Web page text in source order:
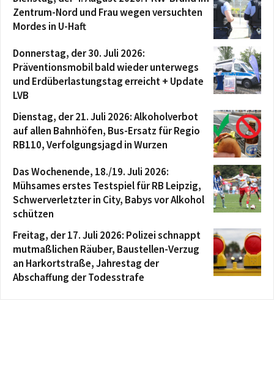
Zentrum-Nord und Frau wegen versuchten
Mordes in U-Haft
Donnerstag, der 30. Juli 2026:
Präventionsmobil bald wieder unterwegs
und Erdüberlastungstag erreicht + Update
LVB
Dienstag, der 21. Juli 2026: Alkoholverbot
auf allen Bahnhöfen, Bus-Ersatz für Regio
RB110, Verfolgungsjagd in Wurzen
Das Wochenende, 18./19. Juli 2026:
Mühsames erstes Testspiel für RB Leipzig,
Schwerverletzter in City, Babys vor Alkohol
schützen
Freitag, der 17. Juli 2026: Polizei schnappt
mutmaßlichen Räuber, Baustellen-Verzug
an Harkortstraße, Jahrestag der
Abschaffung der Todesstrafe